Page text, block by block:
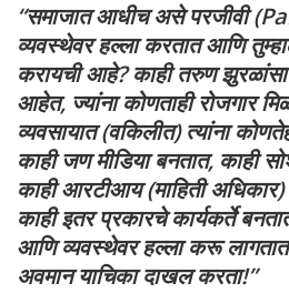
“समाजात आधीच असे परजीवी
व्यवस्थेवर हल्ला करतात आणि
करायची आहे? काही तरुण
आहेत, ज्यांना कोणताही रोजगार
व्यवसायात (वकिलीत) त्यांना
काही जण मीडिया बनतात, काही
काही आरटीआय (माहिती अधिकार)
काही इतर प्रकारचे कार्यकर्ते
आणि व्यवस्थेवर हल्ला करू
अवमान याचिका दाखल करता!”